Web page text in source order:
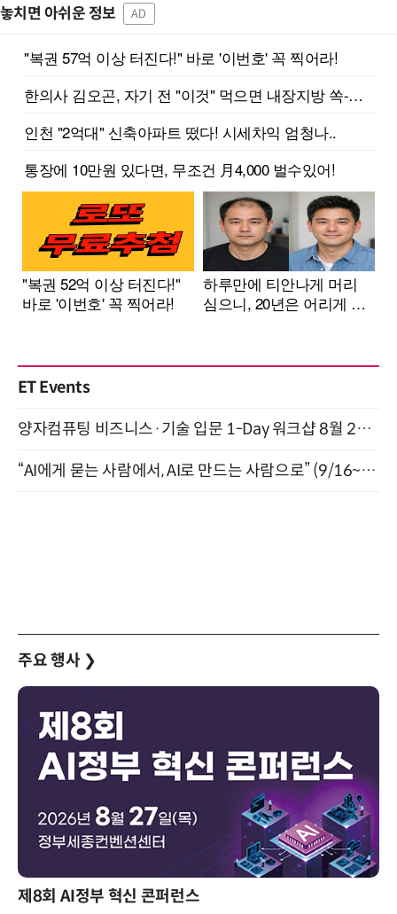
놓치면 아쉬운 정보 AD
ET Events
양자컴퓨팅 비즈니스·기술 입문 1-Day 워크샵 8월 28일 개최
“AI에게 묻는 사람에서, AI로 만드는 사람으로” (9/16~17)
주요 행사 ❯
제8회 AI정부 혁신 콘퍼런스